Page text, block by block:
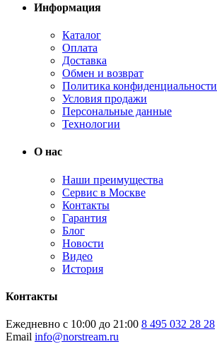
Информация
Каталог
Оплата
Доставка
Обмен и возврат
Политика конфиденциальности
Условия продажи
Персональные данные
Технологии
О нас
Наши преимущества
Сервис в Москве
Контакты
Гарантия
Блог
Новости
Видео
История
Контакты
Ежедневно с 10:00 до 21:00 8 495 032 28 28
Email info@norstream.ru